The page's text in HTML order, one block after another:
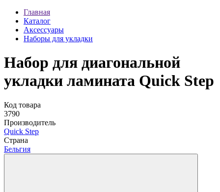
Главная
Каталог
Аксессуары
Наборы для укладки
Набор для диагональной
укладки ламината Quick Step
Код товара
3790
Производитель
Quick Step
Страна
Бельгия